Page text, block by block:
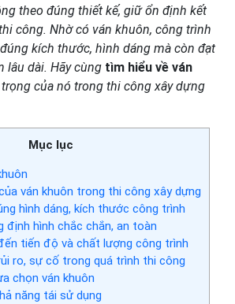
theo đúng thiết kế, giữ ổn định kết
công. Nhờ có ván khuôn, công trình
kích thước, hình dáng mà còn đạt
lâu dài. Hãy cùng tìm hiểu về ván
của nó trong thi công xây dựng
Mục lục
ván khuôn trong thi công xây dựng
hình dáng, kích thước công trình
định hình chắc chắn, an toàn
tiến độ và chất lượng công trình
ro, sự cố trong quá trình thi công
chọn ván khuôn
năng tái sử dụng